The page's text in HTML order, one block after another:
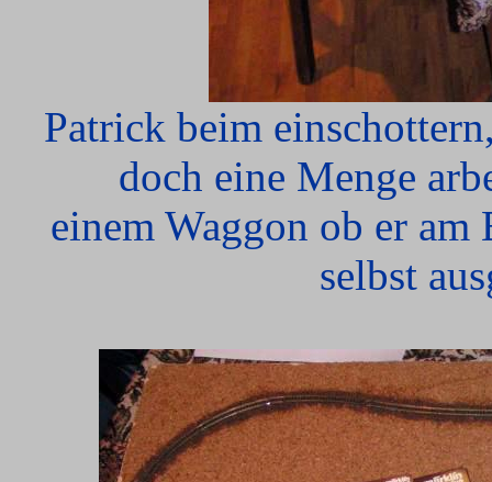
Patrick beim
doch eine Menge
einem Waggon ob er
selbst